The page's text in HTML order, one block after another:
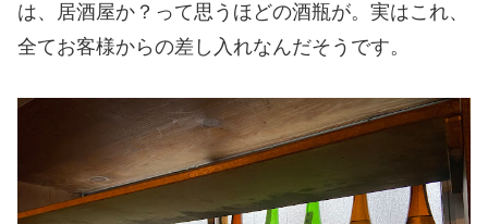
は、居酒屋か？って思うほどの酒瓶が。実はこれ、
全てお客様からの差し入れなんだそうです。